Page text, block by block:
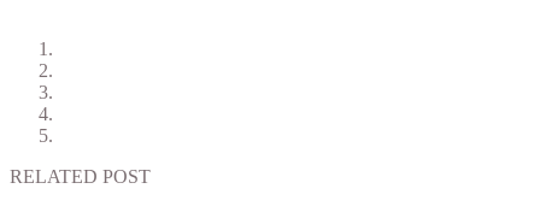
RELATED POST